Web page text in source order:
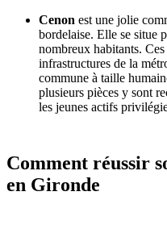
Cenon est une jolie
bordelaise. Elle se situe
nombreux habitants.
infrastructures de la
commune à taille
plusieurs pièces y sont
les jeunes actifs
Comment réussir
en Gironde